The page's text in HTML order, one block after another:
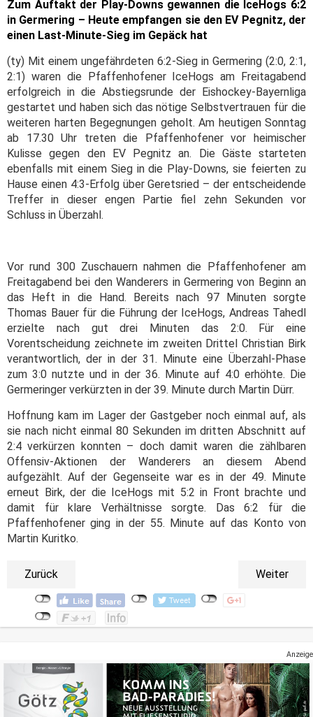
Zum Auftakt der Play-Downs gewannen die IceHogs 6:2
in Germering – Heute empfangen sie den EV Pegnitz, der
einen Last-Minute-Sieg im Gepäck hat
(ty) Mit einem ungefährdeten 6:2-Sieg in Germering (2:0, 2:1,
2:1) waren die Pfaffenhofener IceHogs am Freitagabend
erfolgreich in die Abstiegsrunde der Eishockey-Bayernliga
gestartet und haben sich das nötige Selbstvertrauen für die
weiteren harten Begegnungen geholt. Am heutigen Sonntag
ab 17.30 Uhr treten die Pfaffenhofener vor heimischer
Kulisse gegen den EV Pegnitz an. Die Gäste starteten
ebenfalls mit einem Sieg in die Play-Downs, sie feierten zu
Hause einen 4:3-Erfolg über Geretsried – der entscheidende
Treffer in dieser engen Partie fiel zehn Sekunden vor
Schluss in Überzahl.
Vor rund 300 Zuschauern nahmen die Pfaffenhofener am
Freitagabend bei den Wanderers in Germering von Beginn an
das Heft in die Hand. Bereits nach 97 Minuten sorgte
Thomas Bauer für die Führung der IceHogs, Andreas Tahedl
erzielte nach gut drei Minuten das 2:0. Für eine
Vorentscheidung zeichnete im zweiten Drittel Christian Birk
verantwortlich, der in der 31. Minute eine Überzahl-Phase
zum 3:0 nutzte und in der 36. Minute auf 4:0 erhöhte. Die
Germeringer verkürzten in der 39. Minute durch Martin Dürr.
Hoffnung kam im Lager der Gastgeber noch einmal auf, als
sie nach nicht einmal 80 Sekunden im dritten Abschnitt auf
2:4 verkürzen konnten – doch damit waren die zählbaren
Offensiv-Aktionen der Wanderers an diesem Abend
aufgezählt. Auf der Gegenseite war es in der 49. Minute
erneut Birk, der die IceHogs mit 5:2 in Front brachte und
damit für klare Verhältnisse sorgte. Das 6:2 für die
Pfaffenhofener ging in der 55. Minute auf das Konto von
Martin Kuritko.
Zurück Weiter
Anzeige